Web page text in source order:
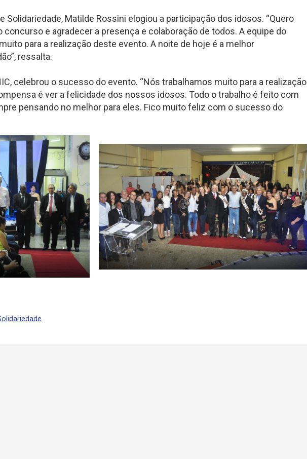
Solidariedade, Matilde Rossini elogiou a participação dos idosos. “Quero
e agradecer a presença e colaboração de todos. A equipe do
para a realização deste evento. A noite de hoje é a melhor
ressalta.
celebrou o sucesso do evento. “Nós trabalhamos muito para a realização
é ver a felicidade dos nossos idosos. Todo o trabalho é feito com
pensando no melhor para eles. Fico muito feliz com o sucesso do